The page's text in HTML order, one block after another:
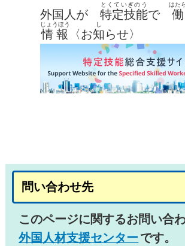
外国人 が 特定技能
とくていぎのう
で 働
はた
情報
じょうほう
〈お知
し
らせ〉
問い合わせ先
このページに関するお問い合
外国人材支援センター です。